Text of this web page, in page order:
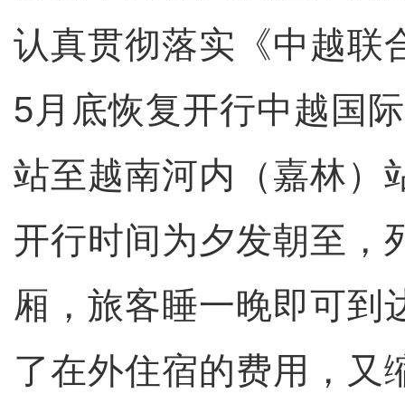
认真贯彻落实《中越联
5月底恢复开行中越国
站至越南河内（嘉林）
开行时间为夕发朝至，
厢，旅客睡一晚即可到
了在外住宿的费用，又